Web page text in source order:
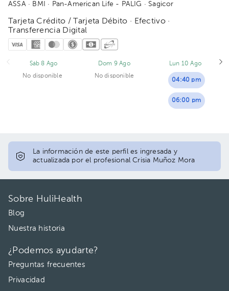
ASSA· BMI · Pan-American Life - PALIG · Sagicor
Tarjeta Crédito / Tarjeta Débito · Efectivo ·
Transferencia Digital
Sáb 8 Ago
No disponible
Dom 9 Ago
No disponible
Lun 10 Ago
04:40 pm
06:00 pm
La información de este perfil es ingresada y
actualizada por el profesional Crisia Muñoz Mora
Sobre HuliHealth
Blog
Nuestra historia
¿Podemos ayudarte?
Preguntas frecuentes
Privacidad